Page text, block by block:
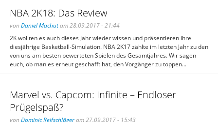
NBA 2K18: Das Review
von Daniel Machutam 28.09.2017 - 21:44
2K wollten es auch dieses Jahr wieder wissen und präsentieren ihre
diesjährige Basketball-Simulation. NBA 2K17 zählte im letzten Jahr zu den
von uns am besten bewerteten Spielen des Gesamtjahres. Wir sagen
euch, ob man es erneut geschafft hat, den Vorgänger zu toppen...
Marvel vs. Capcom: Infinite – Endloser
Prügelspaß?
von Dominic Reifschlägeram 27.09.2017 - 15:43